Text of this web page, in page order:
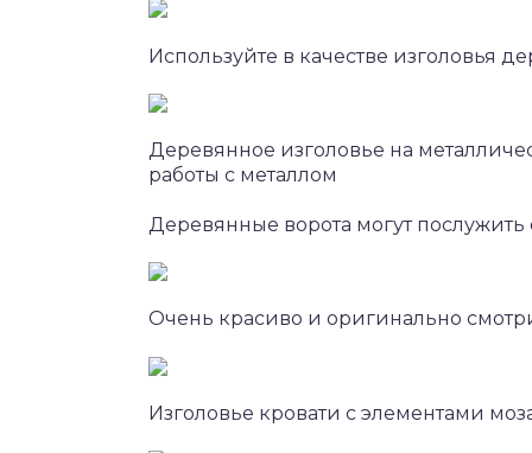
Используйте в качестве изголовья
Деревянное изголовье на
работы с металлом
Деревянные ворота могут
Очень красиво и оригинально
Изголовье кровати с элементами